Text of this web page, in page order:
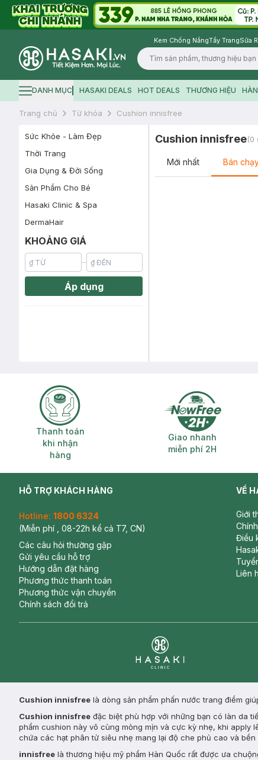
Kem Chống NắngTẩy TrangSữa
Logo
Hamburger icon
DANH MỤC HASAKI DEALS HOT DEALS THƯƠNG HIỆU
Trang chủ Từ khóa Cushion innisfree
Sức Khỏe - Làm Đẹp
Thời Trang
Gia Dụng & Đời Sống
Sản Phẩm Cho Bé
Hasaki Clinic & Spa
DermaHair
KHOẢNG GIÁ
Áp dụng
Cushion innisfree(0
Mới nhất Bán
Thanh toán khi nhận hàng
Thanh toán
khi nhận
hàng
Giao nhanh
Giao nhanh
miễn phí 2H
HỖ TRỢ KHÁCH HÀNG
Hotline: 1800 6324
(Miễn phí , 08-22h kể cả T7, CN)
Các câu hỏi thường gặp
Gửi yêu cầu hỗ trợ
Hướng dẫn đặt hàng
Phương thức thanh toán
Phương thức vận chuyển
Chính sách đổi trả
VỀ
Giới
Điều
Liên
Cushion innisfree là dòng sản phẩm phấn nước trang điểm
Cushion innisfree đặc biệt phù hợp với những bạn có làn da
phẩm cushion này vô cùng mỏng mịn và cực kỳ nhẹ, khi
chứa các hạt phân tử siêu nhẹ mang lại độ che phủ cao và
innisfree là thương hiệu mỹ phẩm Hàn Quốc rất được ưa